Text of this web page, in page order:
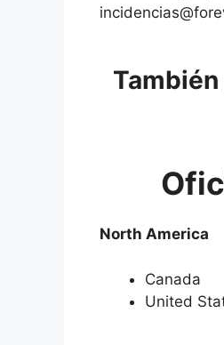
North America
Canada
United